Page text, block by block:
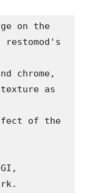
on the
restomod's
chrome,
as
of the